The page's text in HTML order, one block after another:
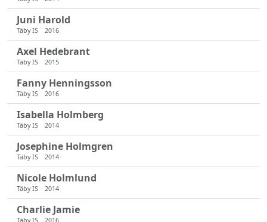
Juni Harold
Täby IS 2016
Axel Hedebrant
Täby IS 2015
Fanny Henningsson
Täby IS 2016
Isabella Holmberg
Täby IS 2014
Josephine Holmgren
Täby IS 2014
Nicole Holmlund
Täby IS 2014
Charlie Jamie
Täby IS 2016